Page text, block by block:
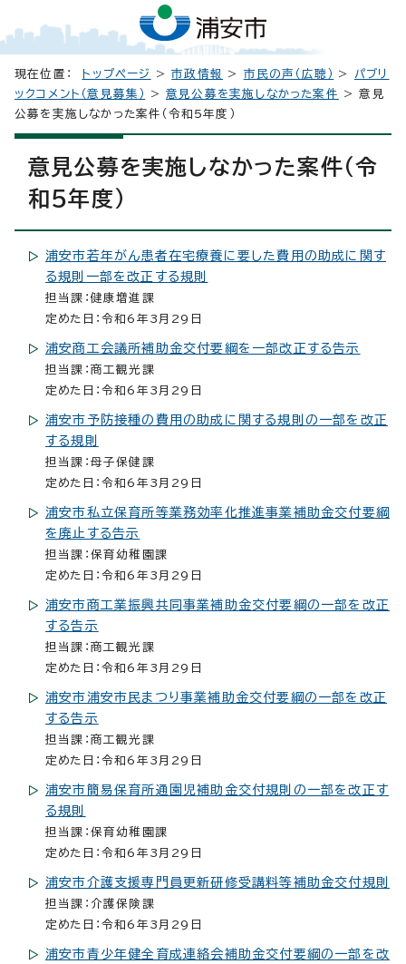
現在位置： トップページ >市政情報 > 市民の声（広聴） > パブリ
ックコメント（意見募集）
>意見公募を実施しなかった案件
> 意見
公募を実施しなかった案件（令和5年度）
意見公募を実施しなかった案件（令
和5年度）
浦安市若年がん患者在宅療養に要した費用の助成に関す
る規則一部を改正する規則
担当課：健康増進課
定めた日：令和6年3月29日
浦安商工会議所補助金交付要綱を一部改正する告示
担当課：商工観光課
定めた日：令和6年3月29日
浦安市予防接種の費用の助成に関する規則の一部を改正
する規則
担当課：母子保健課
定めた日：令和6年3月29日
浦安市私立保育所等業務効率化推進事業補助金交付要綱
を廃止する告示
担当課：保育幼稚園課
定めた日：令和6年3月29日
浦安市商工業振興共同事業補助金交付要綱の一部を改正
する告示
担当課：商工観光課
定めた日：令和6年3月29日
浦安市浦安市民まつり事業補助金交付要綱の一部を改正
する告示
担当課：商工観光課
定めた日：令和6年3月29日
浦安市簡易保育所通園児補助金交付規則の一部を改正す
る規則
担当課：保育幼稚園課
定めた日：令和6年3月29日
浦安市介護支援専門員更新研修受講料等補助金交付規則
担当課：介護保険課
定めた日：令和6年3月29日
浦安市青少年健全育成連絡会補助金交付要綱の一部を改